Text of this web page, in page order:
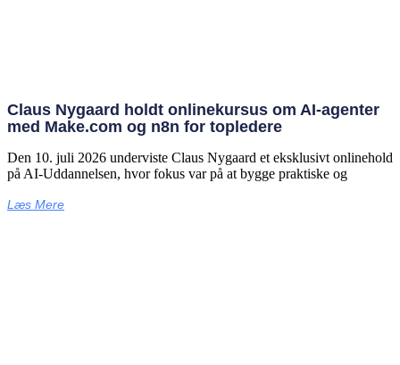
Claus Nygaard holdt onlinekursus om AI‑agenter
med Make.com og n8n for topledere
Den 10. juli 2026 underviste Claus Nygaard et eksklusivt onlinehold
på AI‑Uddannelsen, hvor fokus var på at bygge praktiske og
Læs Mere